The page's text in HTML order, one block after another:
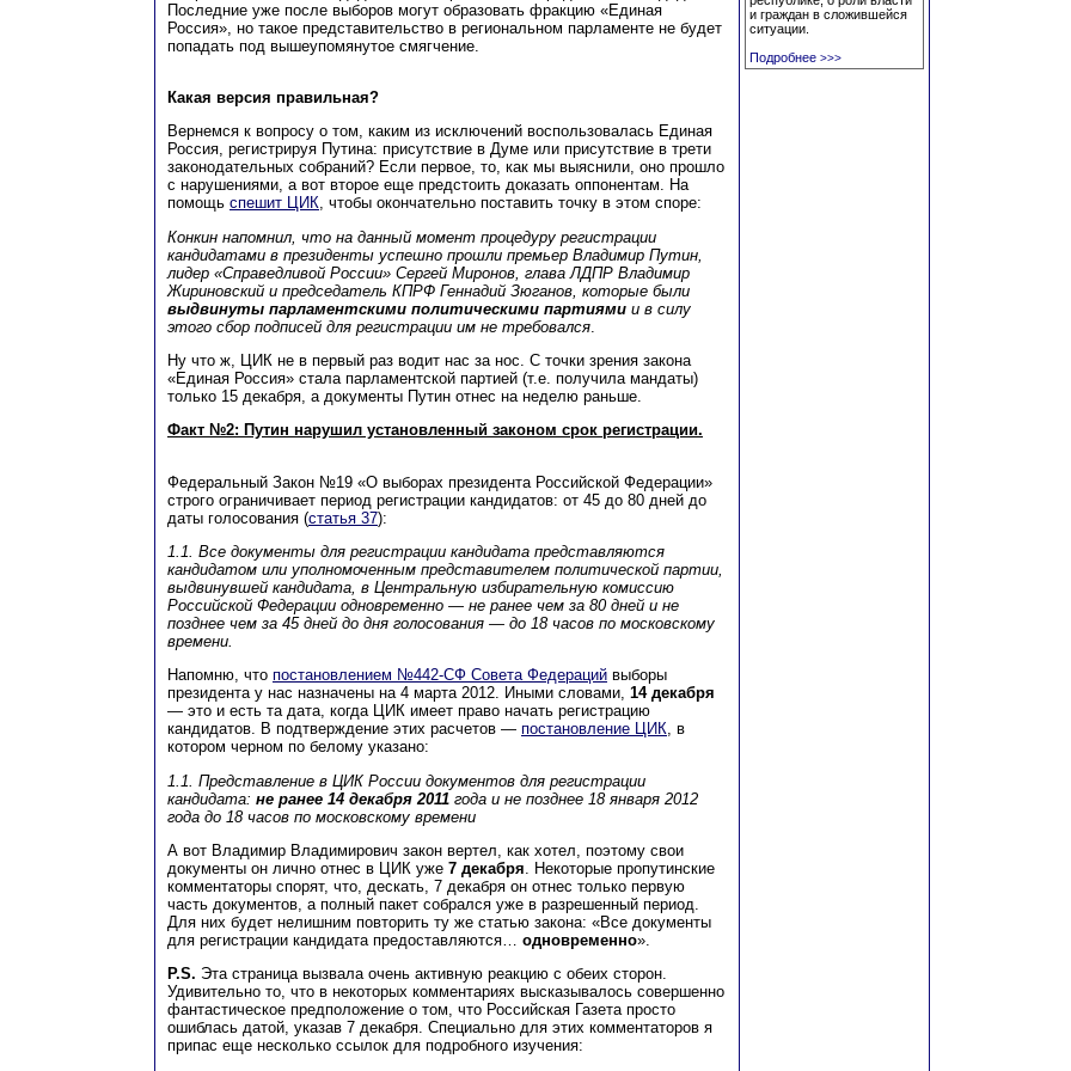
Последние уже после выборов могут образовать фракцию «Единая
Россия», но такое представительство в региональном парламенте не будет
попадать под вышеупомянутое смягчение.
Какая версия правильная?
Вернемся к вопросу о том, каким из исключений воспользовалась Единая
Россия, регистрируя Путина: присутствие в Думе или присутствие в трети
законодательных собраний? Если первое, то, как мы выяснили, оно прошло
с нарушениями, а вот второе еще предстоить доказать оппонентам. На
помощь спешит ЦИК, чтобы окончательно поставить точку в этом споре:
Конкин напомнил, что на данный момент процедуру регистрации
кандидатами в президенты успешно прошли премьер Владимир Путин,
лидер «Справедливой России» Сергей Миронов, глава ЛДПР Владимир
Жириновский и председатель КПРФ Геннадий Зюганов, которые были
выдвинуты парламентскими политическими партиями и в силу
этого сбор подписей для регистрации им не требовался
Ну что ж, ЦИК не в первый раз водит нас за нос. С точки зрения закона
«Единая Россия» стала парламентской партией (т.е. получила мандаты)
только 15 декабря, а документы Путин отнес на неделю раньше.
Факт №2: Путин нарушил установленный законом срок регистрации.
Федеральный Закон №19 «О выборах президента Российской Федерации»
строго ограничивает период регистрации кандидатов: от 45 до 80 дней до
даты голосования (статья 37):
1.1. Все документы для регистрации кандидата представляются
кандидатом или уполномоченным представителем политической партии,
выдвинувшей кандидата, в Центральную избирательную комиссию
Российской Федерации одновременно — не ранее чем за 80 дней и не
позднее чем за 45 дней до дня голосования — до 18 часов по московскому
времени.
Напомню, что постановлением №442-СФ Совета Федераций выборы
президента у нас назначены на 4 марта 2012. Иными словами, 14 декабря
— это и есть та дата, когда ЦИК имеет право начать регистрацию
кандидатов. В подтверждение этих расчетов — постановление ЦИК, в
котором черном по белому указано:
1.1. Представление в ЦИК России документов для регистрации
кандидата: не ранее 14 декабря 2011 года и не позднее 18 января 2012
года до 18 часов по московскому времени
А вот Владимир Владимирович закон вертел, как хотел, поэтому свои
документы он лично отнес в ЦИК уже 7 декабря . Некоторые пропутинские
комментаторы спорят, что, дескать, 7 декабря он отнес только первую
часть документов, а полный пакет собрался уже в разрешенный период.
Для них будет нелишним повторить ту же статью закона: «Все документы
для регистрации кандидата предоставляются… одновременно».
P.S. Эта страница вызвала очень активную реакцию с обеих сторон.
Удивительно то, что в некоторых комментариях высказывалось совершенно
фантастическое предположение о том, что Российская Газета просто
ошиблась датой, указав 7 декабря. Специально для этих комментаторов я
припас еще несколько ссылок для подробного изучения:
и граждан в сложившейся
ситуации.
Подробнее >>>